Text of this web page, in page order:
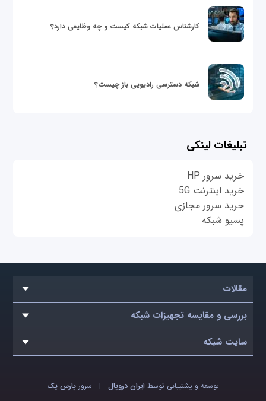
کارشناس عملیات شبکه کیست و چه وظایفی دارد؟
شبکه دسترسی رادیویی باز چیست؟
تبلیغات لینکی
خرید سرور HP
خرید اینترنت 5G
خرید سرور مجازی
پسیو شبکه
مقالات
بررسی و مقایسه تجهیزات شبکه
سایت شبکه
توسعه و پشتیبانی توسط ایران دروپال| سرور پارس پک